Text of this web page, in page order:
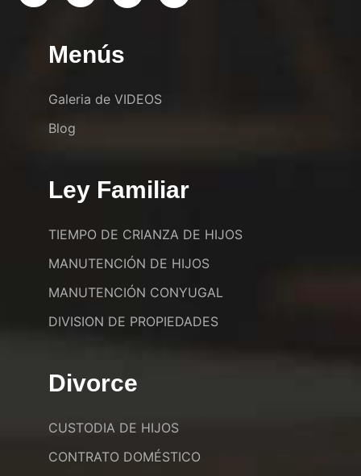
Menús
Galeria de VIDEOS
Blog
Ley Familiar
TIEMPO DE CRIANZA DE HIJOS
MANUTENCIÓN DE HIJOS
MANUTENCIÓN CONYUGAL
DIVISION DE PROPIEDADES
Divorce
CUSTODIA DE HIJOS
CONTRATO DOMÉSTICO